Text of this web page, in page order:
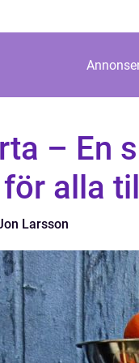
– En
alla
Larsson